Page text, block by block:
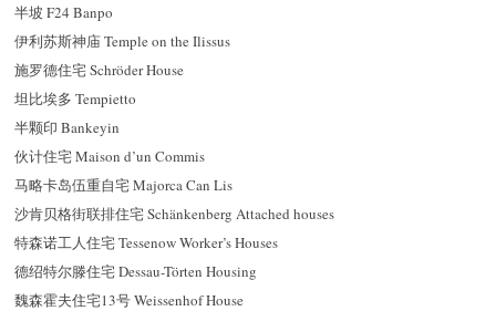
半坡 F24 Banpo
伊利苏斯神庙 Temple on the Ilissus
施罗德住宅 Schröder House
坦比埃多 Tempietto
半颗印 Bankeyin
伙计住宅 Maison d’un Commis
马略卡岛伍重自宅 Majorca Can Lis
沙肯贝格街联排住宅 Schänkenberg Attached houses
特森诺工人住宅 Tessenow Worker’s Houses
德绍特尔滕住宅 Dessau-Törten Housing
魏森霍夫住宅13号 Weissenhof House